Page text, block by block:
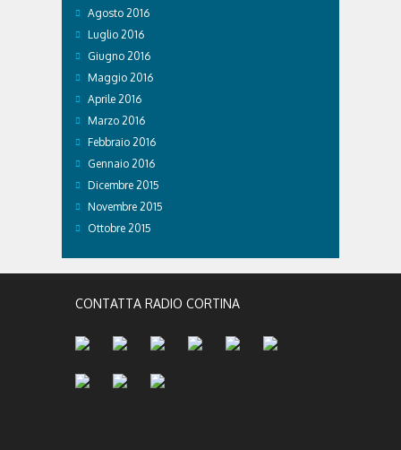
Agosto 2016
Luglio 2016
Giugno 2016
Maggio 2016
Aprile 2016
Marzo 2016
Febbraio 2016
Gennaio 2016
Dicembre 2015
Novembre 2015
Ottobre 2015
CONTATTA RADIO CORTINA